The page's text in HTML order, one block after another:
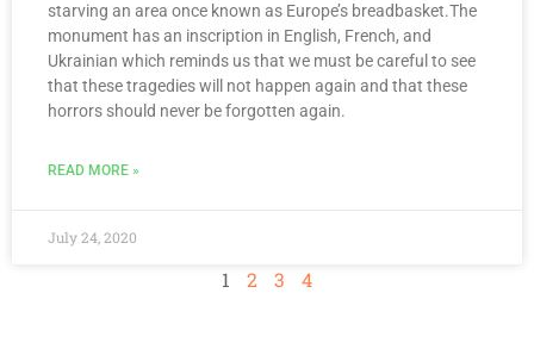
starving an area once known as Europe’s breadbasket.The
monument has an inscription in English, French, and
Ukrainian which reminds us that we must be careful to see
that these tragedies will not happen again and that these
horrors should never be forgotten again.
READ MORE »
July 24, 2020
1 2 3 4